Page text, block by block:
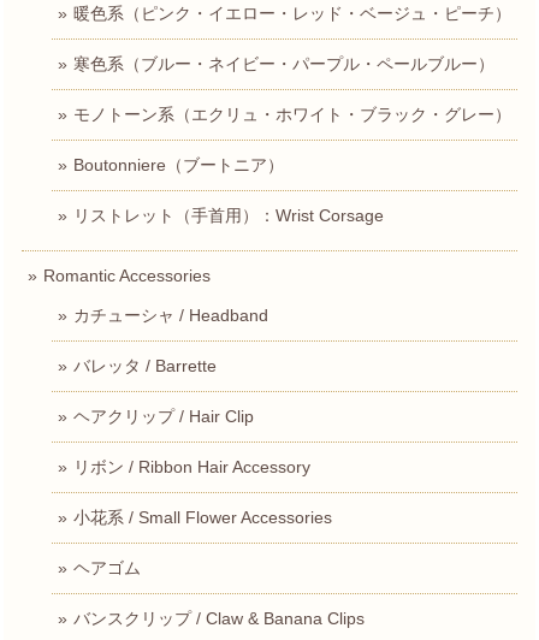
暖色系（ピンク・イエロー・レッド・ベージュ・ピーチ）
寒色系（ブルー・ネイビー・パープル・ペールブルー）
モノトーン系（エクリュ・ホワイト・ブラック・グレー）
Boutonniere（ブートニア）
リストレット（手首用）：Wrist Corsage
Romantic Accessories
カチューシャ / Headband
バレッタ / Barrette
ヘアクリップ / Hair Clip
リボン / Ribbon Hair Accessory
小花系 / Small Flower Accessories
ヘアゴム
バンスクリップ / Claw & Banana Clips